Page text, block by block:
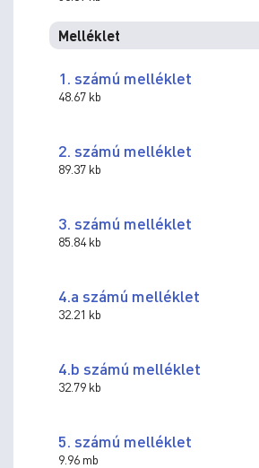
Melléklet
1. számú melléklet
48.67 kb
2. számú melléklet
89.37 kb
3. számú melléklet
85.84 kb
4.a számú melléklet
32.21 kb
4.b számú melléklet
32.79 kb
5. számú melléklet
9.96 mb